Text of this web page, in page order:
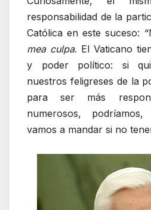
responsabilidad de la
Católica en este suceso:
mea culpa. El Vaticano
y poder político: si
nuestros feligreses de la
para ser más
numerosos,
vamos a mandar si no